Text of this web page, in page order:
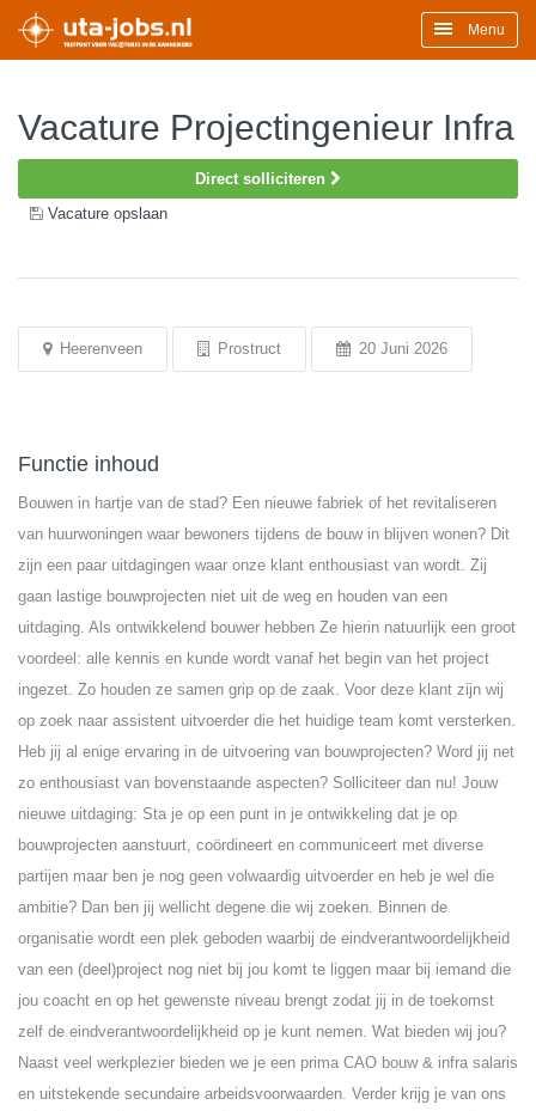
Menu
Vacature Projectingenieur Infra
Direct solliciteren
Vacature opslaan
Heerenveen Prostruct 20 Juni 2026
Functie inhoud
Bouwen in hartje van de stad? Een nieuwe fabriek of het revitaliseren
van huurwoningen waar bewoners tijdens de bouw in blijven wonen? Dit
zijn een paar uitdagingen waar onze klant enthousiast van wordt. Zij
gaan lastige bouwprojecten niet uit de weg en houden van een
uitdaging. Als ontwikkelend bouwer hebben Ze hierin natuurlijk een groot
voordeel: alle kennis en kunde wordt vanaf het begin van het project
ingezet. Zo houden ze samen grip op de zaak. Voor deze klant zijn wij
op zoek naar assistent uitvoerder die het huidige team komt versterken.
Heb jij al enige ervaring in de uitvoering van bouwprojecten? Word jij net
zo enthousiast van bovenstaande aspecten? Solliciteer dan nu! Jouw
nieuwe uitdaging: Sta je op een punt in je ontwikkeling dat je op
bouwprojecten aanstuurt, coördineert en communiceert met diverse
partijen maar ben je nog geen volwaardig uitvoerder en heb je wel die
ambitie? Dan ben jij wellicht degene die wij zoeken. Binnen de
organisatie wordt een plek geboden waarbij de eindverantwoordelijkheid
van een (deel)project nog niet bij jou komt te liggen maar bij iemand die
jou coacht en op het gewenste niveau brengt zodat jij in de toekomst
zelf de eindverantwoordelijkheid op je kunt nemen. Wat bieden wij jou?
Naast veel werkplezier bieden we je een prima CAO bouw & infra salaris
en uitstekende secundaire arbeidsvoorwaarden. Verder krijg je van ons